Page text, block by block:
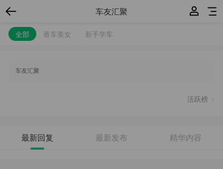
车友汇聚
全部 香车美女 新手学车
车友汇聚
活跃榜
最新回复 最新发布 精华内容